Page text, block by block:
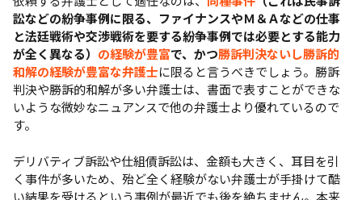
訟などの紛争事例に限る、ファイナンスやＭ＆Ａなどの仕事
と法廷戦術や交渉戦術を要する紛争事例では必要とする能力
が全く異なる） の経験が豊富で、かつ勝訴判決ないし勝訴的
和解の経験が豊富な弁護士に限ると言うべきでしょう。勝訴
判決や勝訴的和解が多い弁護士は、書面で表すことができな
いような微妙なニュアンスで他の弁護士より優れているので
す。
デリバティブ訴訟や仕組債訴訟は、金額も大きく、耳目を引
く事件が多いため、殆ど全く経験がない弁護士が手掛けて酷
い結果を受けるという事例が最近でも後を絶ちません。本来